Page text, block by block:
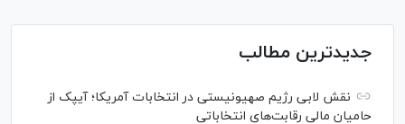
جدیدترین مطالب
نقش لابی رژیم صهیونیستی در انتخابات آمریکا؛ آیپک از
حامیان مالی رقابت‌های انتخاباتی